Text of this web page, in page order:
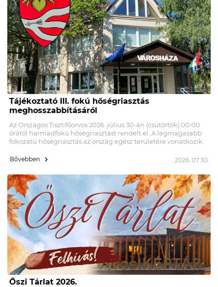
Tájékoztató III. fokú hőségriasztás
meghosszabbításáról
Az Országos Tisztifőorvos 2026. július 30-án (csütörtök) 00:00
órától harmadfokú hőségriasztást rendelt el. A legmagasabb
fokozatú hőségriasztás az ország egész területére vonatkozik.
Bővebben 2026. 07 30.
Őszi Tárlat 2026.